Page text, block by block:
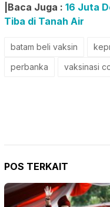
|Baca Juga : 16 Juta
Tiba di Tanah Air
batam beli vaksin
perbanka
vaksinasi
POS TERKAIT